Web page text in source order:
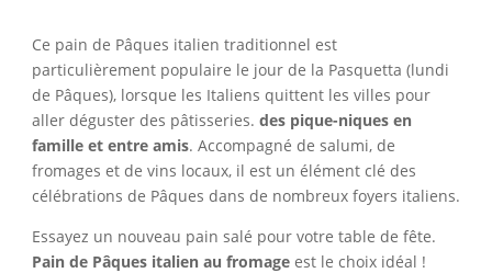
Ce pain de Pâques italien traditionnel est
particulièrement populaire le jour de la Pasquetta (lundi
de Pâques), lorsque les Italiens quittent les villes pour
aller déguster des pâtisseries. des pique-niques en
famille et entre amis. Accompagné de salumi, de
fromages et de vins locaux, il est un élément clé des
célébrations de Pâques dans de nombreux foyers italiens.
Essayez un nouveau pain salé pour votre table de fête.
Pain de Pâques italien au fromageest le choix idéal !